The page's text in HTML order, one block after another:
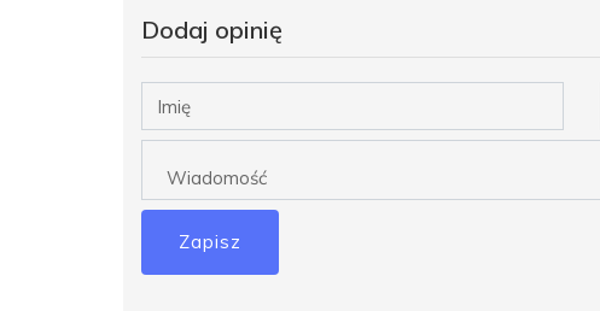
Dodaj opinię
Zapisz